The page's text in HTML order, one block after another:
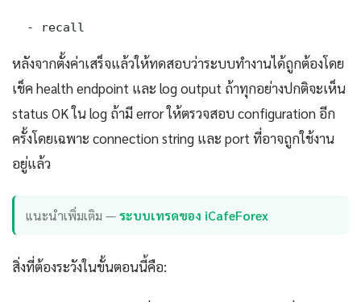
  - recall
หลังจากตั้งค่าเสร็จแล้วให้ทดสอบว่าระบบทำงานได้ถูกต้องโดย
เช็ค health endpoint และ log output ถ้าทุกอย่างปกติจะเห็น
status OK ใน log ถ้ามี error ให้ตรวจสอบ configuration อีก
ครั้งโดยเฉพาะ connection string และ port ที่อาจถูกใช้งาน
อยู่แล้ว
แนะนำเพิ่มเติม —ระบบเทรดของ iCafeForex
สิ่งที่ต้องระวังในขั้นตอนนี้คือ: